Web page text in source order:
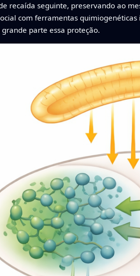
recaída seguinte, preservando ao
com ferramentas
parte essa proteção.